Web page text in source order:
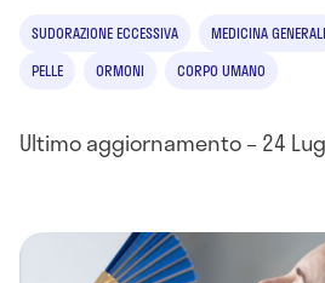
SUDORAZIONE ECCESSIVA MEDICINA
PELLE
ORMONI CORPO UMANO
Ultimo aggiornamento – 24